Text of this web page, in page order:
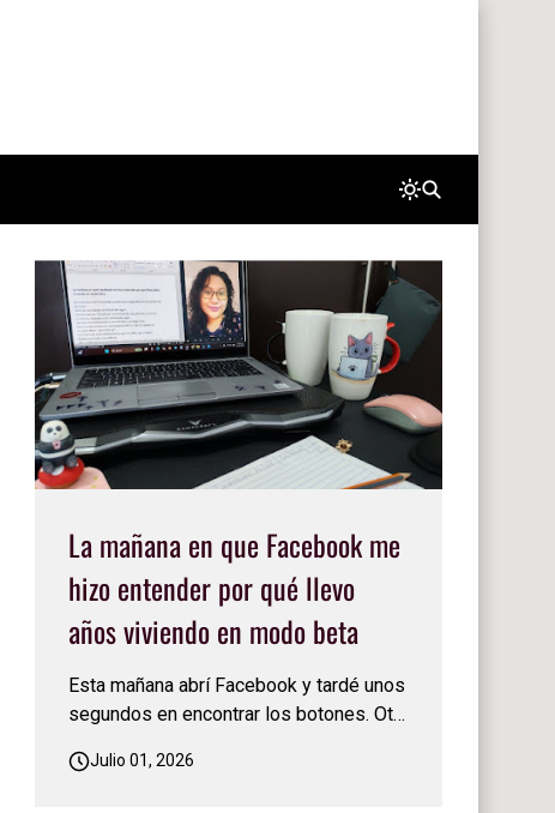
La mañana en que Facebook me
hizo entender por qué llevo
años viviendo en modo beta
Esta mañana abrí Facebook y tardé unos
segundos en encontrar los botones. Otra
y pensé: 'Facebook nunca deja de
Julio 01, 2026